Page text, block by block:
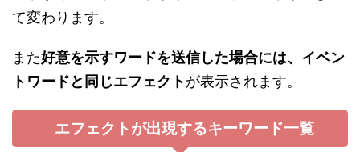
て変わります。
また好意を示すワードを送信した場合には、イベン
トワードと同じエフェクトが表示されます。
エフェクトが出現するキーワード一覧